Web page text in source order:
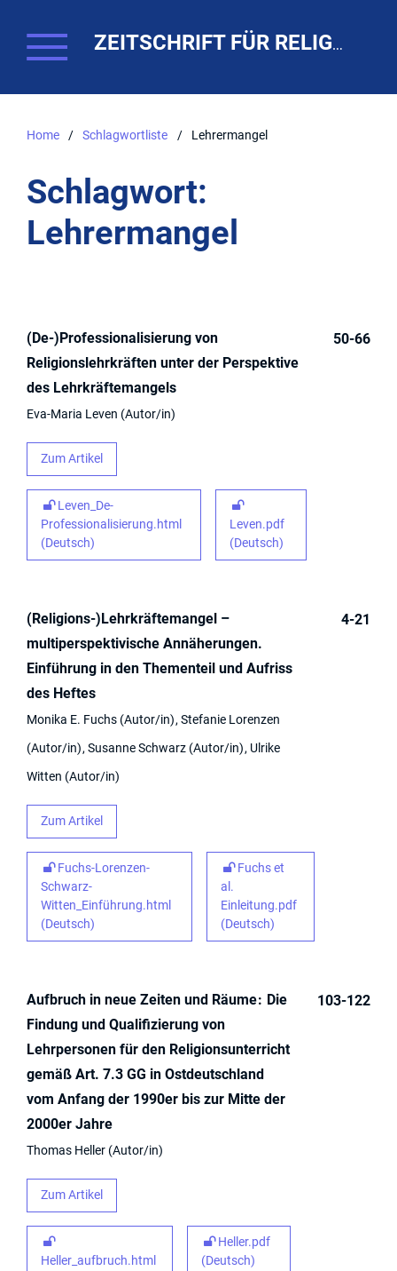
ZEITSCHRIFT FÜR RELIGIONSPÄDAGOGIK. THEO-WEB
Home / Schlagwortliste / Lehrermangel
Schlagwort:
Lehrermangel
(De-)Professionalisierung von
Religionslehrkräften unter der Perspektive
des Lehrkräftemangels
Eva-Maria Leven Autor/in
Zum Artikel
Leven_De-
Professionalisierung.html
(Deutsch)
Leven.pdf
(Deutsch)
50-66
(Religions-)Lehrkräftemangel –
multiperspektivische Annäherungen.
Einführung in den Thementeil und Aufriss
des Heftes
Monika E. Fuchs Autor/in
Stefanie Lorenzen
Autor/in
Susanne Schwarz Autor/in
Ulrike
Witten Autor/in
Zum Artikel
Fuchs-Lorenzen-
Schwarz-
Witten_Einführung.html
(Deutsch)
Fuchs et
al.
Einleitung.pdf
(Deutsch)
4-21
Aufbruch in neue Zeiten und Räume Die
Findung und Qualifizierung von
Lehrpersonen für den Religionsunterricht
gemäß Art. 7.3 GG in Ostdeutschland
vom Anfang der 1990er bis zur Mitte der
2000er Jahre
Thomas Heller Autor/in
Zum Artikel
Heller_aufbruch.html
Heller.pdf
(Deutsch)
103-122